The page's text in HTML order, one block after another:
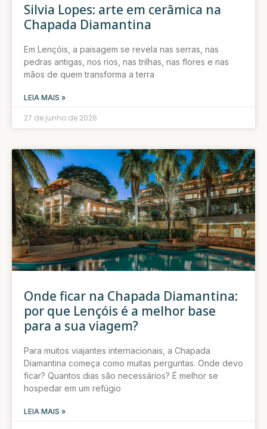
Silvia Lopes: arte em cerâmica na
Chapada Diamantina
Em Lençóis, a paisagem se revela nas serras, nas
pedras antigas, nos rios, nas trilhas, nas flores e nas
mãos de quem transforma a terra
LEIA MAIS »
27 de junho de 2026
Onde ficar na Chapada Diamantina:
por que Lençóis é a melhor base
para a sua viagem?
Para muitos viajantes internacionais, a Chapada
Diamantina começa como muitas perguntas. Onde devo
ficar? Quantos dias são necessários? É melhor se
hospedar em um refúgio
LEIA MAIS »